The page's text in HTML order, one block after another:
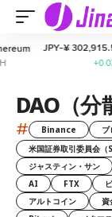
¥ 302,915.51
DAO（分
# Binance ブ
米国証券取引委員会（
ジャスティン・サン
AI
FTX
アルトコイン
資